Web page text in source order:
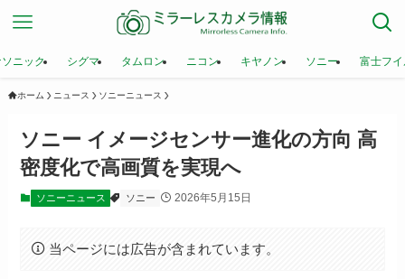
ニック シグマ タムロン ニコン キヤノン ソニー 富士フ
ホーム ニュース ソニーニュース
ソニー イメージセンサー進化の方向 高
密度化で高画質を実現へ
ソニーニュース ソニー 2026年5月15日
当ページには広告が含まれています。